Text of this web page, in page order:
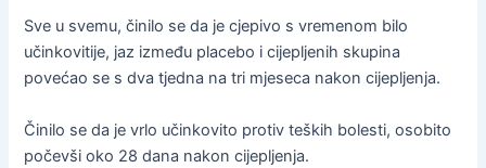
Sve u svemu, činilo se da je cjepivo s vremenom bilo
učinkovitije, jaz između placebo i cijepljenih skupina
povećao se s dva tjedna na tri mjeseca nakon cijepljenja.
Činilo se da je vrlo učinkovito protiv teških bolesti, osobito
počevši oko 28 dana nakon cijepljenja.